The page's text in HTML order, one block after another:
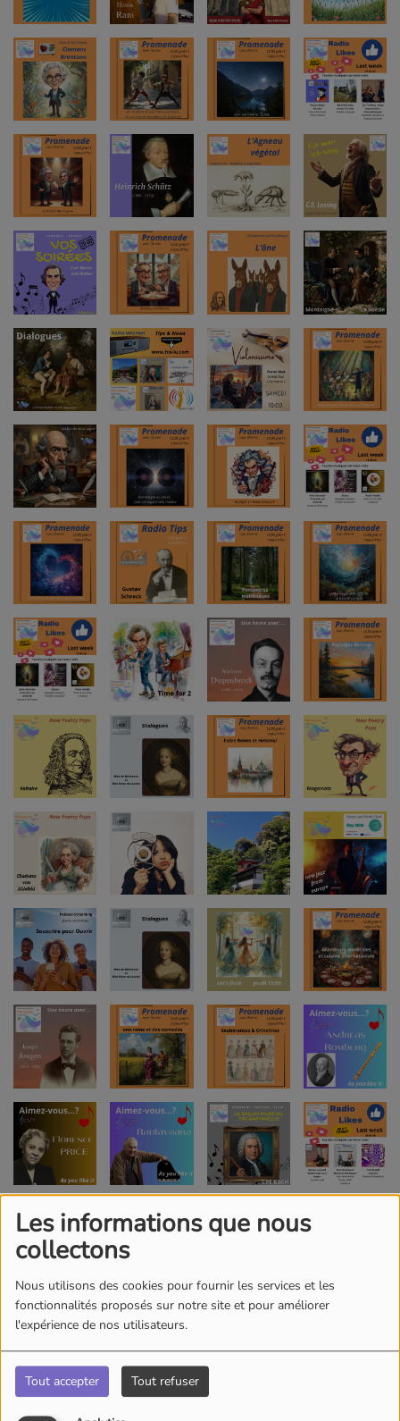
Les informations que nous
collectons
Nous utilisons des cookies pour fournir les services et les
fonctionnalités proposés sur notre site et pour améliorer
l'expérience de nos utilisateurs.
Tout accepter Tout refuser